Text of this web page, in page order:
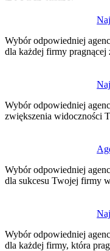
Wybór odpowiedniej
dla każdej firmy
Wybór odpowiedniej
zwiększenia widoczności
Wybór odpowiedniej
dla sukcesu Twojej firmy
Wybór odpowiedniej
dla każdej firmy, która
wpisu